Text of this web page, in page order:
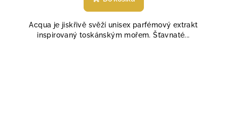
z
5
Acqua je jiskřivě svěží unisex parfémový extrakt
inspirovaný toskánským mořem. Šťavnaté...